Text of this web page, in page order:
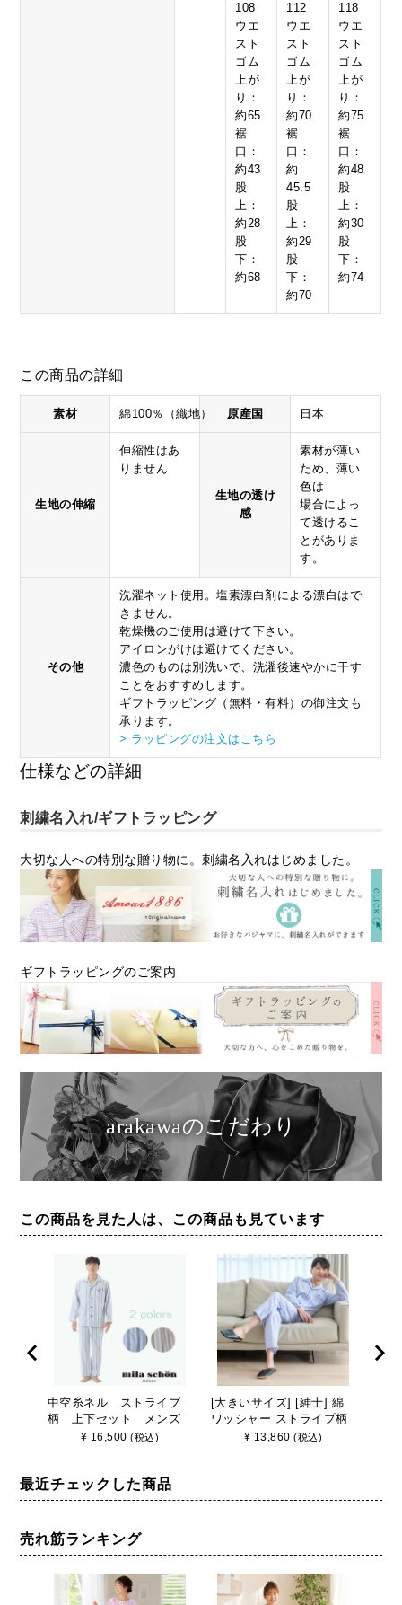
108
ウエ
スト
ゴム
上が
り：
約65
裾
口：
約43
股
上：
約28
股
下：
約68
112
ウエ
スト
ゴム
上が
り：
約70
裾
口：
約
45.5
股
上：
約29
股
下：
約70
118
ウエ
スト
ゴム
上が
り：
約75
裾
口：
約48
股
上：
約30
股
下：
約74
この商品の詳細
素材 綿100％（織地） 原産国 日本
生地の伸縮
伸縮性はあ
りません
生地の透け
感
素材が薄い
ため、薄い
色は
場合によっ
て透けるこ
とがありま
す。
その他
洗濯ネット使用。塩素漂白剤による漂白はで
きません。
乾燥機のご使用は避けて下さい。
アイロンがけは避けてください。
濃色のものは別洗いで、洗濯後速やかに干す
ことをおすすめします。
ギフトラッピング（無料・有料）の御注文も
承ります。
> ラッピングの注文はこちら
仕様などの詳細
刺繍名入れ/ギフトラッピング
大切な人への特別な贈り物に。刺繍名入れはじめました。
ギフトラッピングのご案内
arakawaのこだわり
この商品を見た人は、この商品も見ています
中空糸ネル ストライプ
柄 上下セット メンズ
パジャマ
¥ 16,500 (税込)
[大きいサイズ] [紳士] 綿
ワッシャー ストライプ柄
パジャマ 【mila schon】
¥ 13,860 (税込)
アパ
最近チェックした商品
売れ筋ランキング